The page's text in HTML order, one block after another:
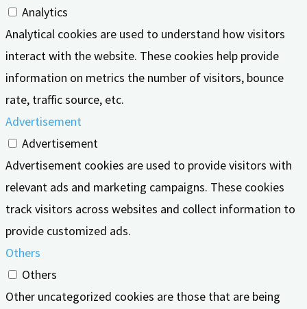
Analytics
Analytical cookies are used to understand how visitors
interact with the website. These cookies help provide
information on metrics the number of visitors, bounce
rate, traffic source, etc.
Advertisement
Advertisement
Advertisement cookies are used to provide visitors with
relevant ads and marketing campaigns. These cookies
track visitors across websites and collect information to
provide customized ads.
Others
Others
Other uncategorized cookies are those that are being